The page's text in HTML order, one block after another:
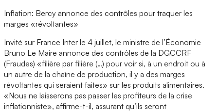
Inflation: Bercy annonce des contrôles pour traquer les
marges «révoltantes»
Invité sur France Inter le 4 juillet, le ministre de l’Économie
Bruno Le Maire annonce des contrôles de la DGCCRF
(Fraudes) «filière par filière (…) pour voir si, à un endroit ou à
un autre de la chaîne de production, il y a des marges
révoltantes qui seraient faites» sur les produits alimentaires.
«Nous ne laisserons pas passer les profiteurs de la crise
inflationniste», affirme-t-il, assurant qu’ils seront